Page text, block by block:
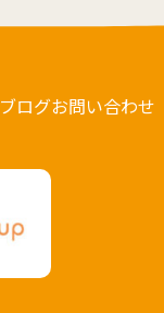
ブログお問い合わせ